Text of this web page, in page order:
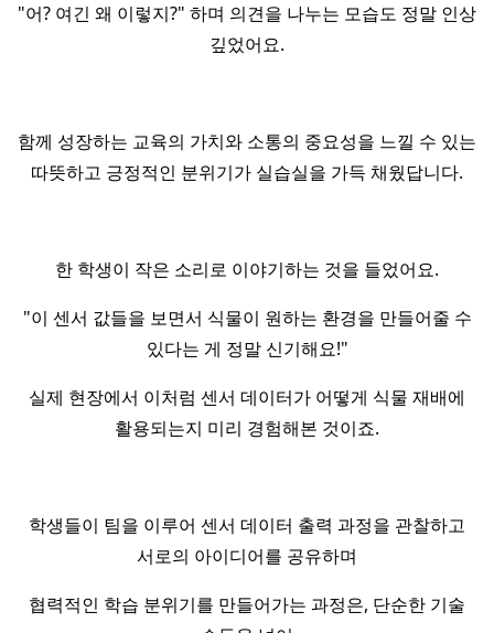
"어? 여긴 왜 이렇지?" 하며 의견을 나누는 모습도 정말 인상
깊었어요.
함께 성장하는 교육의 가치와 소통의 중요성을 느낄 수 있는
따뜻하고 긍정적인 분위기가 실습실을 가득 채웠답니다.
한 학생이 작은 소리로 이야기하는 것을 들었어요.
"이 센서 값들을 보면서 식물이 원하는 환경을 만들어줄 수
있다는 게 정말 신기해요!"
실제 현장에서 이처럼 센서 데이터가 어떻게 식물 재배에
활용되는지 미리 경험해본 것이죠.
학생들이 팀을 이루어 센서 데이터 출력 과정을 관찰하고
서로의 아이디어를 공유하며
협력적인 학습 분위기를 만들어가는 과정은, 단순한 기술